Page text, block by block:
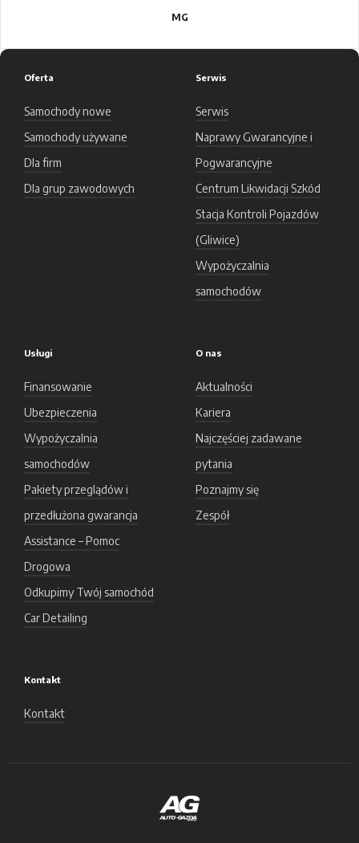
MG
Oferta
Samochody nowe
Samochody używane
Dla firm
Dla grup zawodowych
Serwis
Serwis
Naprawy Gwarancyjne i
Pogwarancyjne
Centrum Likwidacji Szkód
Stacja Kontroli Pojazdów
(Gliwice)
Wypożyczalnia
samochodów
Usługi
Finansowanie
Ubezpieczenia
Wypożyczalnia
samochodów
Pakiety przeglądów i
przedłużona gwarancja
Assistance – Pomoc
Drogowa
Odkupimy Twój samochód
Car Detailing
O nas
Aktualności
Kariera
Najczęściej zadawane
pytania
Poznajmy się
Zespół
Kontakt
Kontakt